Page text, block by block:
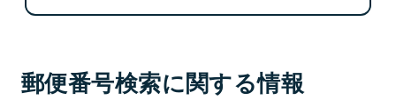
郵便番号検索に関する情報